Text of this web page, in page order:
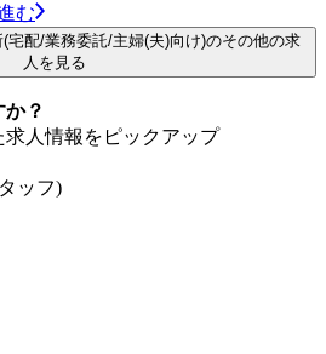
む
宅配/業務委託/主婦(夫)向け)のその他の求
人を見る
？
人情報をピックアップ
ッフ)